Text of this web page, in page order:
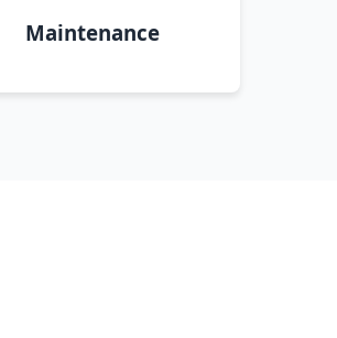
Maintenance